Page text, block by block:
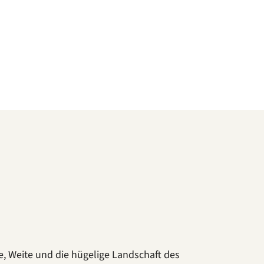
Weite und die hügelige Landschaft des